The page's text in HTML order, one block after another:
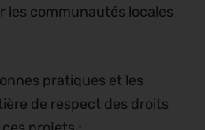
les communautés locales
pratiques et les
de respect des droits